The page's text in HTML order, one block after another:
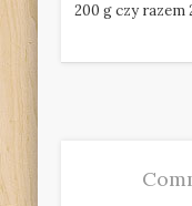
200 g czy razem